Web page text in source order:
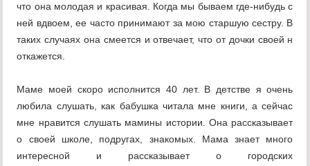
что она молодая и красивая. Когда мы бываем где-нибудь с
ней вдвоем, ее часто принимают за мою старшую сестру. В
таких случаях она смеется и отвечает, что от дочки своей н
откажется.
Маме моей скоро исполнится 40 лет. В детстве я очень
любила слушать, как бабушка читала мне книги, а сейчас
мне нравится слушать мамины истории. Она рассказывает
о своей школе, подругах, знакомых. Мама знает много
интересной и рассказывает о городских